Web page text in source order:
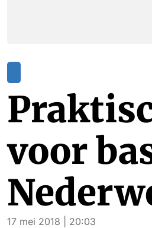
voor
17 mei 2018 | 20:03